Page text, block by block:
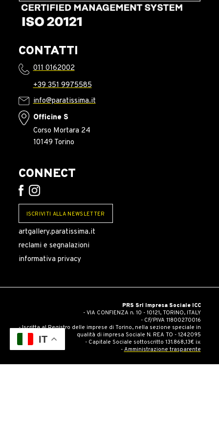
CONTATTI
011 0162002
+39 351 9975585
info@paratissima.it
Officine S
Corso Mortara 24
10149 Torino
CONNECT
ISCRIVITI ALLA NEWSLETTER
artgallery.paratissima.it
reclami e segnalazioni
informativa privacy
PRS Srl Impresa Sociale ICC
- VIA CONFIENZA n. 10 - 10121, TORINO, ITALY
- CF/PIVA 11800270016
- Iscritta al Registro delle imprese di Torino, nella sezione speciale in
qualità di impresa Sociale N. REA TO - 1242095
- Capitale Sociale sottoscritto 131.868,13€ i.v.
- Amministrazione trasparente
IT